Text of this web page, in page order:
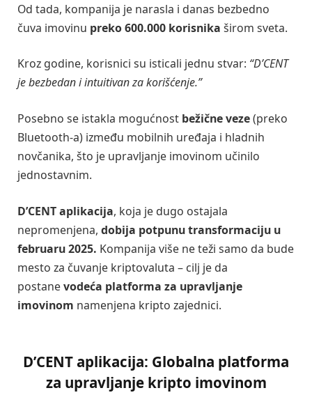
Od tada, kompanija je narasla i danas bezbedno
čuva imovinu preko 600.000 korisnika širom sveta.
Kroz godine, korisnici su isticali jednu stvar: “D’CENT
je bezbedan i intuitivan za korišćenje.”
Posebno se istakla mogućnost bežične veze(preko
Bluetooth-a) između mobilnih uređaja i hladnih
novčanika, što je upravljanje imovinom učinilo
jednostavnim.
D’CENT aplikacija, koja je dugo ostajala
nepromenjena, dobija potpunu transformaciju u
februaru 2025. Kompanija više ne teži samo da bude
mesto za čuvanje kriptovaluta – cilj je da
postanevodeća platforma za upravljanje
imovinom namenjena kripto zajednici.
D’CENT aplikacija: Globalna platforma
za upravljanje kripto imovinom